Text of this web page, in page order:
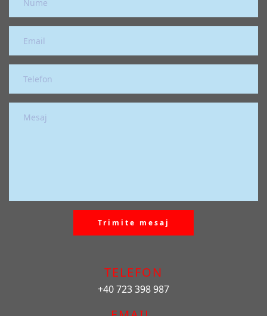
Trimite mesaj
TELEFON
+40 723 398 987